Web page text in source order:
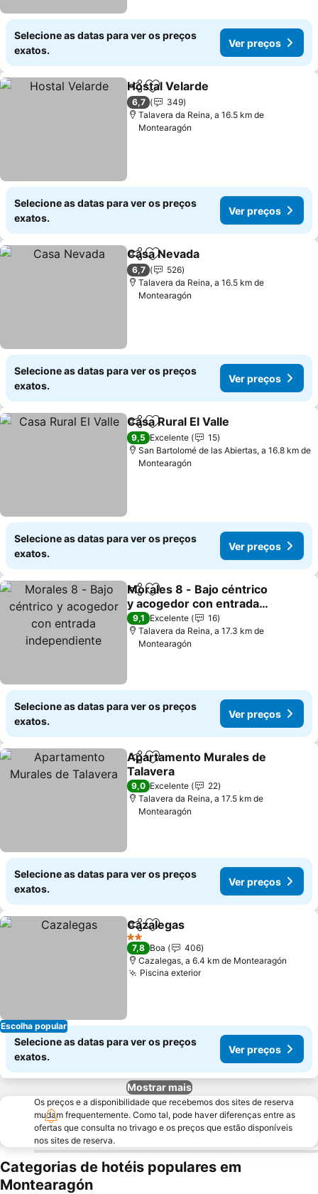
Selecione as datas para ver os preços
exatos.
Ver preços
PartilharAdicionar aos favoritos
Hostal Velarde
6,7
349
Talavera da Reina, a 16.5 km de
Montearagón
Selecione as datas para ver os preços
exatos.
Ver preços
PartilharAdicionar aos favoritos
Casa Nevada
6,7
526
Talavera da Reina, a 16.5 km de
Montearagón
Selecione as datas para ver os preços
exatos.
Ver preços
PartilharAdicionar aos favoritos
Casa Rural El Valle
9,5 Excelente
15
San Bartolomé de las Abiertas, a 16.8 km de
Montearagón
Selecione as datas para ver os preços
exatos.
Ver preços
PartilharAdicionar aos favoritos
Morales 8 - Bajo céntrico
y acogedor con entrada
independiente
Ver preços
9,1 Excelente
16
Talavera da Reina, a 17.3 km de
Montearagón
Selecione as datas para ver os preços
exatos.
Ver preços
PartilharAdicionar aos favoritos
Apartamento Murales de
Talavera
Ver preços
9,0 Excelente
22
Talavera da Reina, a 17.5 km de
Montearagón
Selecione as datas para ver os preços
exatos.
Ver preços
Escolha popular
PartilharAdicionar aos favoritos
Cazalegas
2 Estrelas
7,8 Boa
406
Cazalegas, a 6.4 km de Montearagón
Piscina exteriorVer preços
Selecione as datas para ver os preços
exatos.
Ver preços
Mostrar mais
Os preços e a disponibilidade que recebemos dos sites de reserva
mudam frequentemente. Como tal, pode haver diferenças entre as
ofertas que consulta no trivago e os preços que estão disponíveis
nos sites de reserva.
Categorias de hotéis populares em
Montearagón